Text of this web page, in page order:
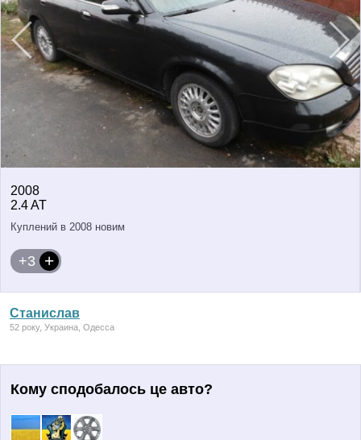
2008
2.4 AT
Куплений в 2008 новим
+3
Станислав
52 року, Украина, Одесса
Кому сподобалось це авто?